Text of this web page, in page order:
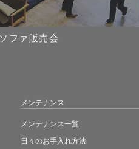
ファ販売会
メンテナンス
メンテナンス一覧
日々のお手入れ方法